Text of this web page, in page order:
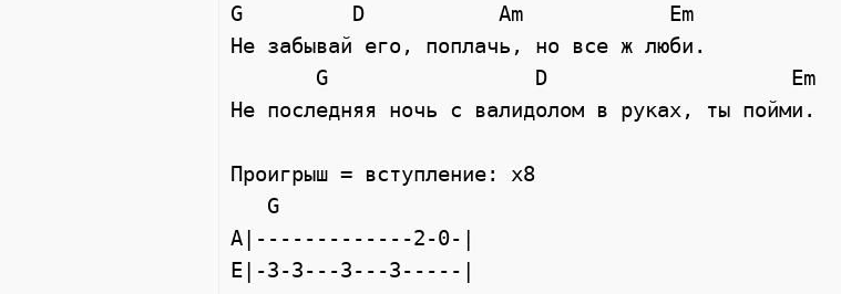
G         D           Am            Em
Не забывай его, поплачь, но все ж люби.
Не последняя ночь с валидолом в руках, ты пойми.
Проигрыш = вступление: x8
A|-------------2-0-|
E|-3-3---3---3-----|